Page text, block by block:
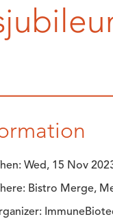
Wed, 15 Nov
Bistro Merge,